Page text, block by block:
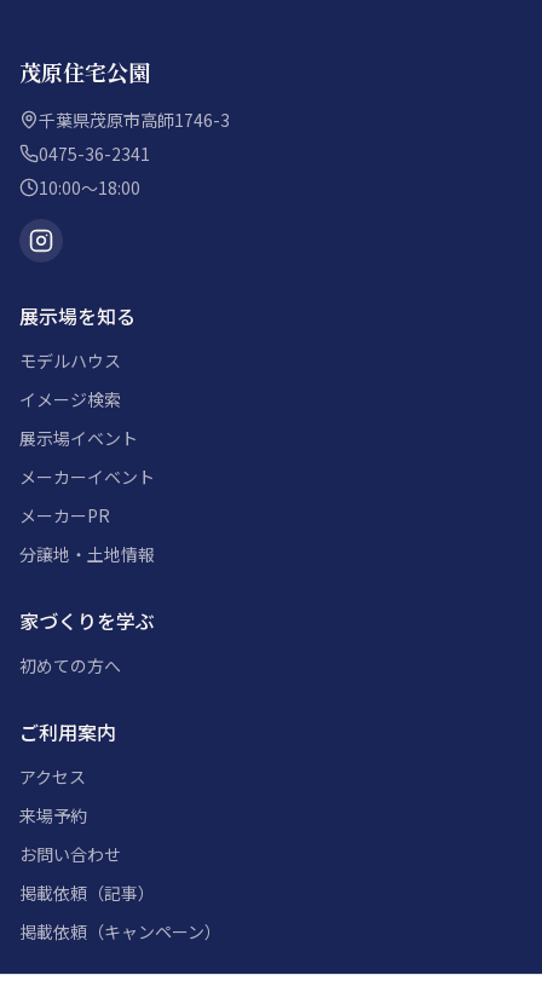
茂原住宅公園
千葉県茂原市高師1746-3
0475-36-2341
10:00〜18:00
展示場を知る
モデルハウス
イメージ検索
展示場イベント
メーカーイベント
メーカーPR
分譲地・土地情報
家づくりを学ぶ
初めての方へ
ご利用案内
アクセス
来場予約
お問い合わせ
掲載依頼（記事）
掲載依頼（キャンペーン）